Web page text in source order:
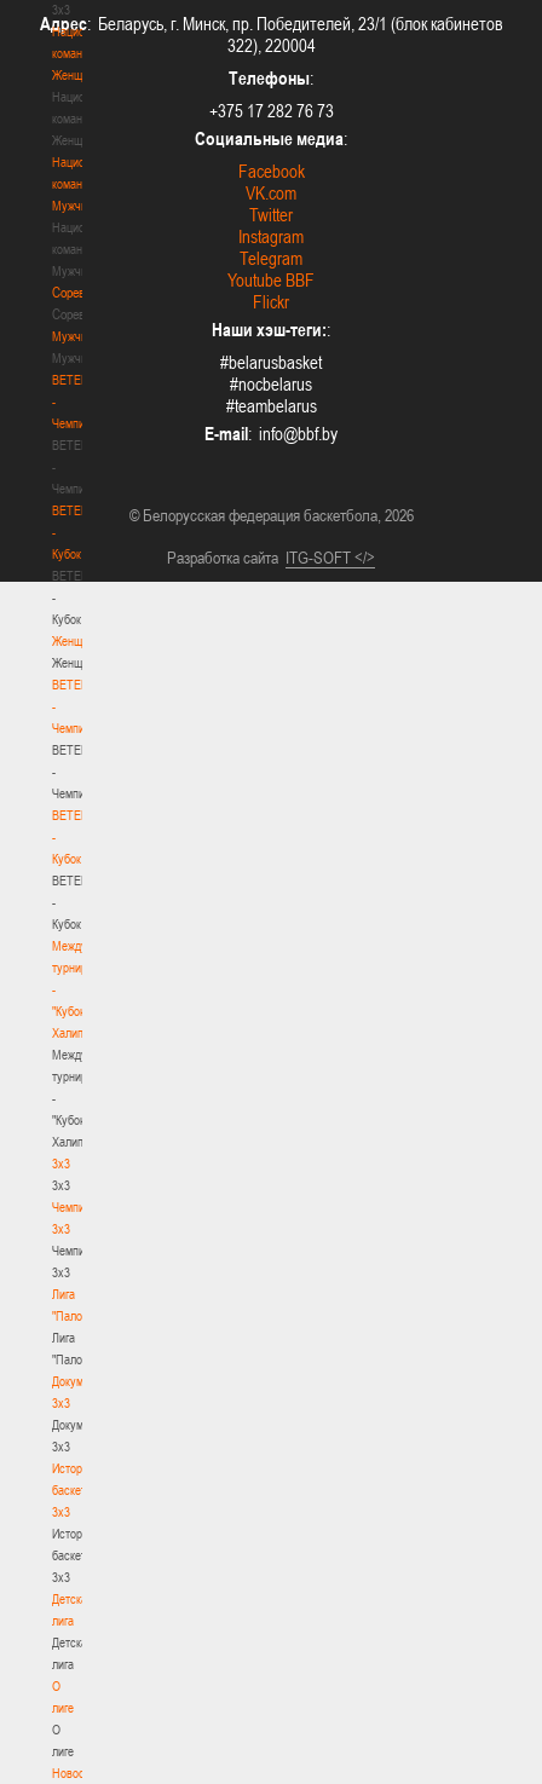
3х3
Национальная
команда.
Женщины
Национальная
команда.
Женщины
Национальная
команда.
Мужчины
Национальная
команда.
Мужчины
Соревнования
Соревнования
Мужчины
Мужчины
BETERA
-
Чемпионат
BETERA
-
Чемпионат
BETERA
-
Кубок
BETERA
-
Кубок
Женщины
Женщины
BETERA
-
Чемпионат
BETERA
-
Чемпионат
BETERA
-
Кубок
BETERA
-
Кубок
Международный
турнир
-
"Кубок
Халипского"
Международный
турнир
-
"Кубок
Халипского"
3x3
3x3
Чемпионат
3х3
Чемпионат
3х3
Лига
"Палова"
Лига
"Палова"
Документы
3х3
Документы
3х3
История
баскетбола
3х3
История
баскетбола
3х3
Детская
лига
Детская
лига
О
лиге
О
лиге
Новости
Адрес: Беларусь, г. Минск, пр. Победителей, 23/1 (блок кабинетов
322), 220004
Телефоны:
+375 17 282 76 73
Социальные медиа:
Facebook
VK.com
Twitter
Instagram
Telegram
Youtube BBF
Flickr
Наши хэш-теги::
#belarusbasket
#nocbelarus
#teambelarus
E-mail:
© Белорусская федерация баскетбола, 2026
Разработка сайта ITG-SOFT </>